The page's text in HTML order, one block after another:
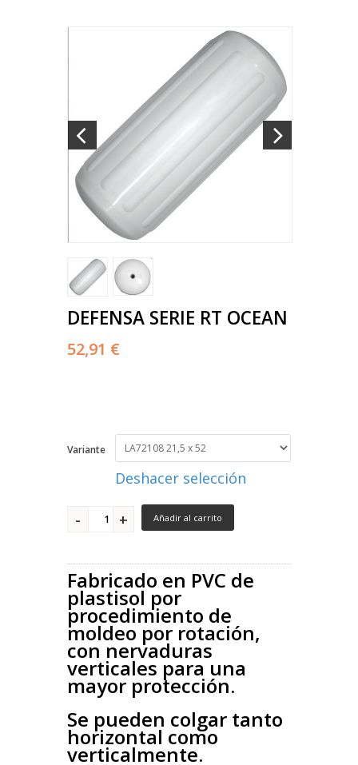
DEFENSA SERIE RT OCEAN
52,91 €
Variante
Deshacer selección
Añadir al carrito
Fabricado en PVC de
plastisol por
procedimiento de
moldeo por rotación,
con nervaduras
verticales para una
mayor protección.
Se pueden colgar tanto
horizontal como
verticalmente.